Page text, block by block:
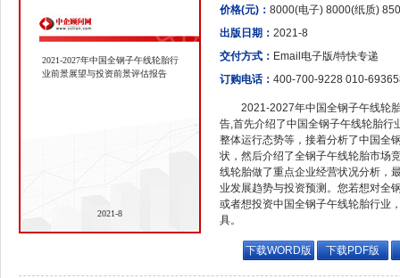
2021-2027年中国全钢子午线轮胎行
业前景展望与投资前景评估报告
2021-8
价格(元)： 8000(电子) 8000(纸质)
出版日期： 2021-8
交付方式： Email电子版/特快专递
订购电话： 400-700-9228 010-
2021-2027年中国全钢子午线轮
告,首先介绍了中国全钢子午线轮胎行
整体运行态势等，接着分析了中国全
状，然后介绍了全钢子午线轮胎市场
线轮胎做了重点企业经营状况分析，
业发展趋势与投资预测。您若想对全
或者想投资中国全钢子午线轮胎行业
具。
下载WORD版 下载PDF版